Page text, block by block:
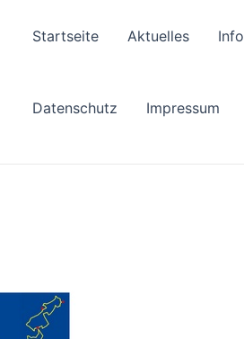
Startseite Aktuelles
Datenschutz Impressum